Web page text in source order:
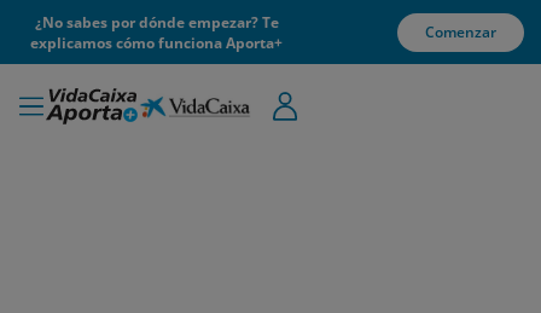
¿No sabes por dónde empezar? Te
explicamos cómo funciona Aporta+
Comenzar